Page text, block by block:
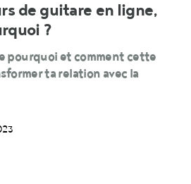
de guitare en ligne,
?
pourquoi et comment cette
ta relation avec la